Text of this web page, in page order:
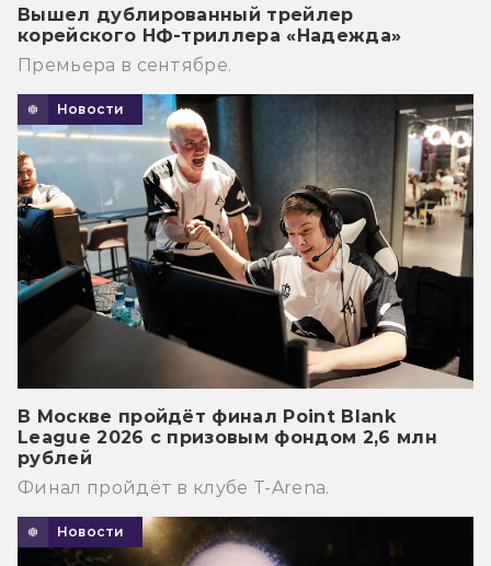
Вышел дублированный трейлер
корейского НФ-триллера «Надежда»
Премьера в сентябре.
Новости
В Москве пройдёт финал Point Blank
League 2026 с призовым фондом 2,6 млн
рублей
Финал пройдёт в клубе T-Arena.
Новости